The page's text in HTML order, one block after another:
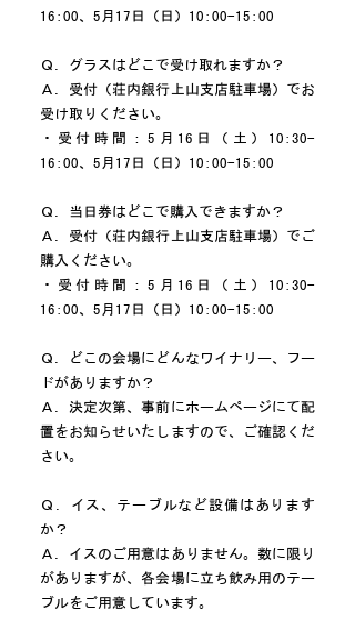
16:00、5月17日（日）10:00-15:00
Ｑ．グラスはどこで受け取れますか？
Ａ．受付（荘内銀行上山支店駐車場）でお
受け取りください。
・ 受付時間：5月16日（土）10:30-
16:00、5月17日（日）10:00-15:00
Ｑ．当日券はどこで購入できますか？
Ａ．受付（荘内銀行上山支店駐車場）でご
購入ください。
・受付時間：5月16日（土）10:30-
16:00、5月17日（日）10:00-15:00
Ｑ．どこの会場にどんなワイナリー、フー
ドがありますか？
Ａ．​決定次第、事前にホームページにて配
置をお知らせいたしますので、ご確認くだ
さい。
Ｑ．イス、テーブルなど設備はあります
か？
Ａ．イスのご用意はありません。数に限り
がありますが、各会場に立ち飲み用のテー
ブルをご用意しています。